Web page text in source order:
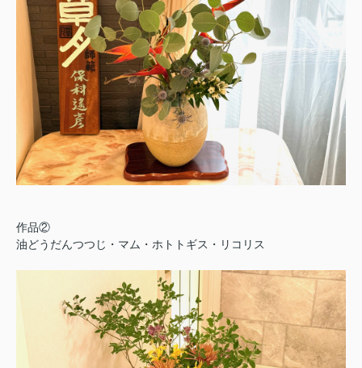
作品②
油どうだんつつじ・マム・ホトトギス・リコリス